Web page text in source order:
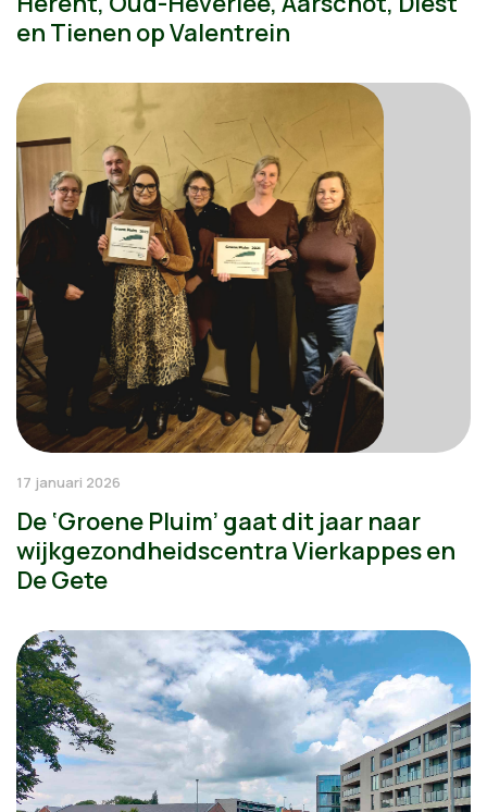
en Tienen op Valentrein
17 januari 2026
De ‘Groene Pluim’ gaat dit jaar naar
wijkgezondheidscentra Vierkappes en
De Gete